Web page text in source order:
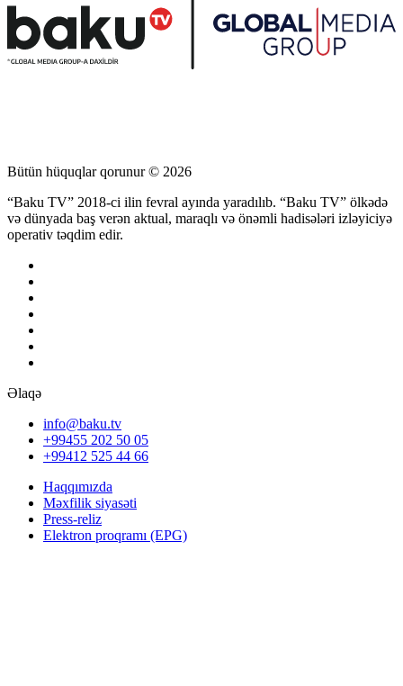
Bütün hüquqlar qorunur © 2026
“Baku TV” 2018-ci ilin fevral ayında yaradılıb. “Baku TV” ölkədə
və dünyada baş verən aktual, maraqlı və önəmli hadisələri izləyiciyə
operativ təqdim edir.
Əlaqə
info@baku.tv
+99455 202 50 05
+99412 525 44 66
Haqqımızda
Məxfilik siyasəti
Press-reliz
Elektron proqramı (EPG)